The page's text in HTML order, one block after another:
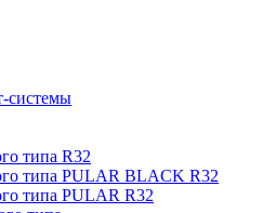
системы
типа R32
типа PULAR BLACK R32
типа PULAR R32